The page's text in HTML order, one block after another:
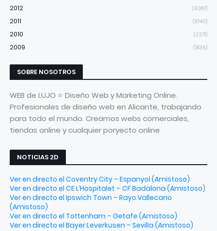
2012 (6087)
2011 (8740)
2010 (2371)
2009 (1836)
SOBRE NOSOTROS
WEB de LUJO ⭐ Diseño Web y Marketing Online.
Profesionales de diseño web en Alicante, trabajando
para todo el mundo. Creamos webs comerciales,
tiendas online y cualquier poryecto online
NOTICIAS 2D
Ver en directo el Coventry City – Espanyol (Amistoso)
Ver en directo el CE L’Hospitalet – CF Badalona (Amistoso)
Ver en directo el Ipswich Town – Rayo Vallecano
(Amistoso)
Ver en directo el Tottenham – Getafe (Amistoso)
Ver en directo el Bayer Leverkusen – Sevilla (Amistoso)